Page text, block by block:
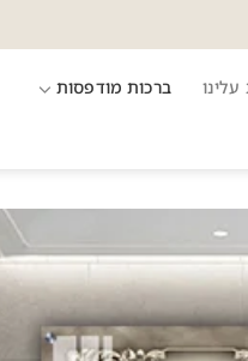
ברכות מודפסות